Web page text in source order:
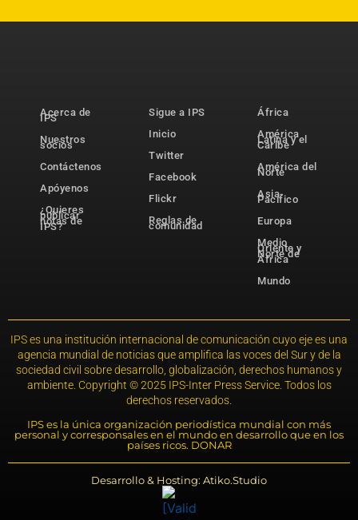
Acerca de
IPS
Nuestros
socios
Contáctenos
Apóyenos
¿Quieres
publicar
notas de
IPS?
Sigue a IPS
Inicio
Twitter
Facebook
Flickr
Reglas de
comunidad
África
América
Latina y el
Caribe
América del
Norte
Asia-
Pacífico
Europa
Medio
Oriente y
Norte de
África
Mundo
IPS es una institución internacional de comunicación cuyo eje es una
agencia mundial de noticias que amplifica las voces del Sur y de la
sociedad civil sobre desarrollo, globalización, derechos humanos y
ambiente. Copyright © 2025 IPS-Inter Press Service. Todos los
derechos reservados.
IPS es la única organización periodística mundial con más
personal y corresponsales en el mundo en desarrollo que en los
países ricos. DONAR
Desarrollo & Hosting: Atiko.Studio